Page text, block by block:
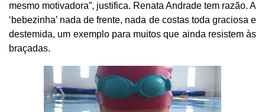
mesmo motivadora”, justifica. Renata Andrade tem razão. A
‘bebezinha’ nada de frente, nada de costas toda graciosa e
destemida, um exemplo para muitos que ainda resistem às
braçadas.